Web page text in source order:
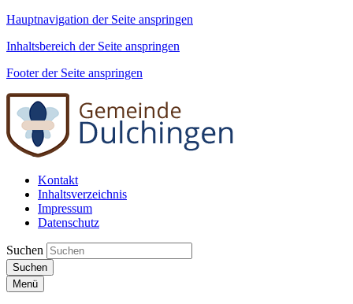
Hauptnavigation der Seite anspringen
Inhaltsbereich der Seite anspringen
Footer der Seite anspringen
Kontakt
Inhaltsverzeichnis
Impressum
Datenschutz
Suchen
Suchen
Menü